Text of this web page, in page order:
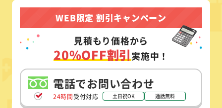
WEB限定 割引キャンペーン
見積もり価格から
20%OFF割引実施中！
電話でお問い合わせ
24時間受付対応 土日祝OK 通話無料